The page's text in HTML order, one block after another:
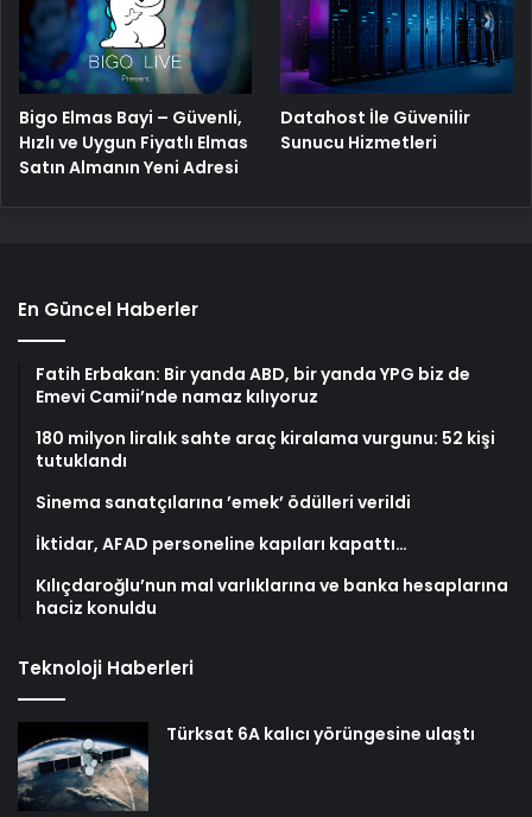
Bigo Elmas Bayi – Güvenli,
Hızlı ve Uygun Fiyatlı Elmas
Satın Almanın Yeni Adresi
Datahost İle Güvenilir
Sunucu Hizmetleri
En Güncel Haberler
Fatih Erbakan: Bir yanda ABD, bir yanda YPG biz de
Emevi Camii’nde namaz kılıyoruz
180 milyon liralık sahte araç kiralama vurgunu: 52 kişi
tutuklandı
Sinema sanatçılarına ’emek’ ödülleri verildi
İktidar, AFAD personeline kapıları kapattı…
Kılıçdaroğlu’nun mal varlıklarına ve banka hesaplarına
haciz konuldu
Teknoloji Haberleri
Türksat 6A kalıcı yörüngesine ulaştı